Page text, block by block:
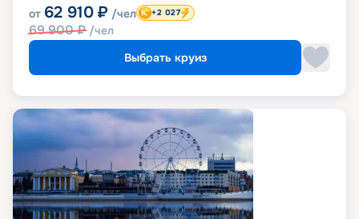
от 62 910 ₽ /чел
69 900₽ /чел
+2 027
Выбрать круиз